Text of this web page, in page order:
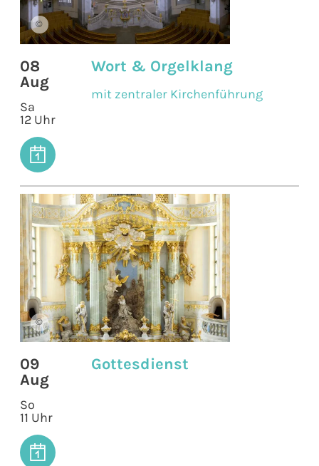
©
08
Aug
Sa
12 Uhr
Wort & Orgelklang
mit zentraler Kirchenführung
©
09
Aug
So
11 Uhr
Gottesdienst